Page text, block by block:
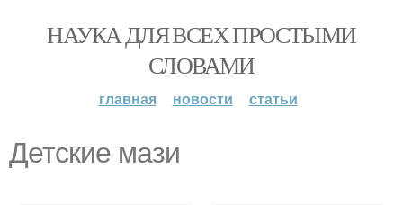
НАУКА ДЛЯ ВСЕХ ПРОСТЫМИ
СЛОВАМИ
главная новости статьи
Детские мази